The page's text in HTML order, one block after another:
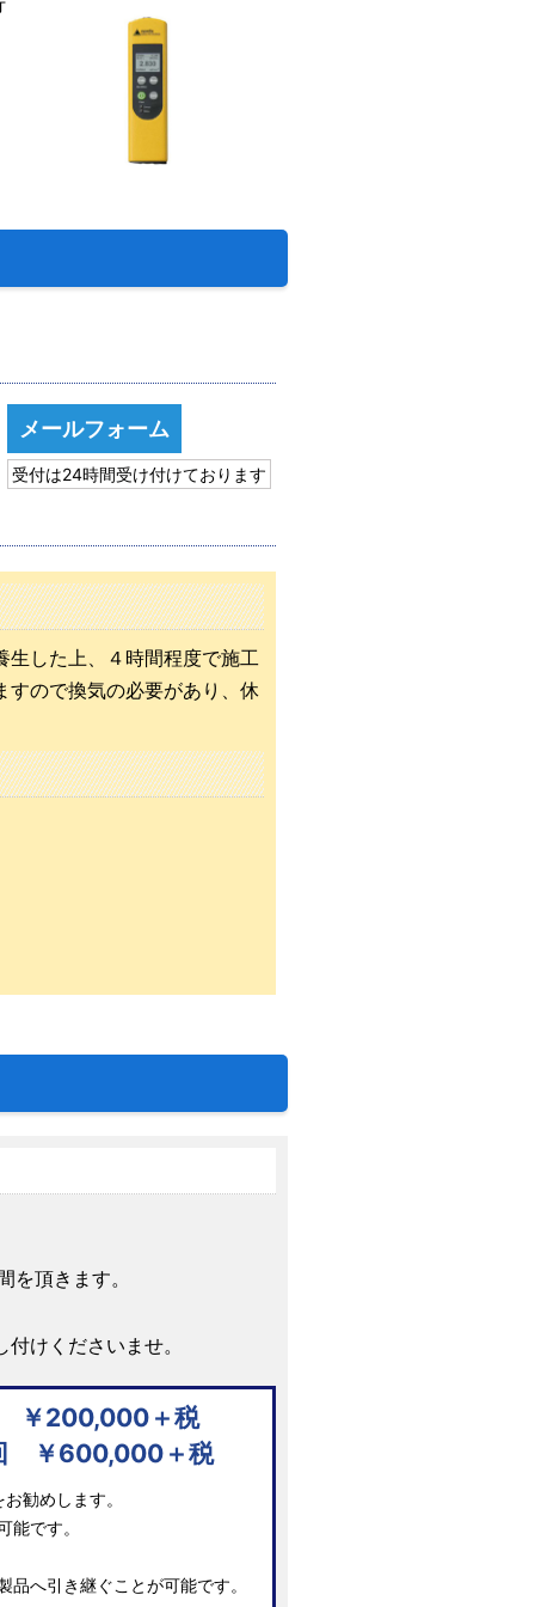
メールフォーム
受付は24時間受け付けております
生した上、４時間程度で施工
すので換気の必要があり、休
頂きます。
けくださいませ。
￥200,000＋税
￥600,000＋税
勧めします。
です。
へ引き継ぐことが可能です。